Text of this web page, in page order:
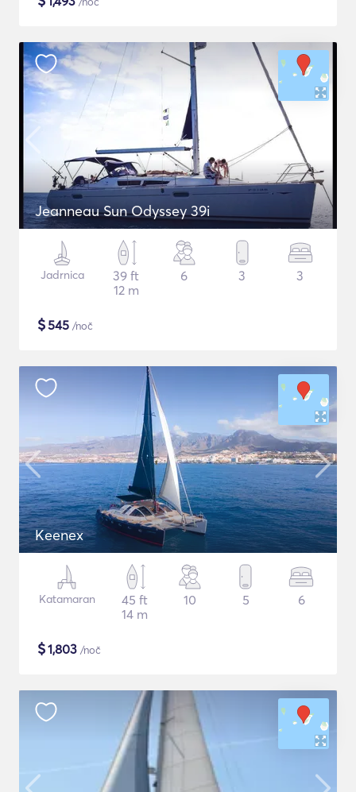
Jeanneau Sun Odyssey 39i
Jadrnica
39 ft
12 m
6 3 3
$545 /noč
Keenex
Katamaran
45 ft
14 m
10 5 6
$1,803 /noč